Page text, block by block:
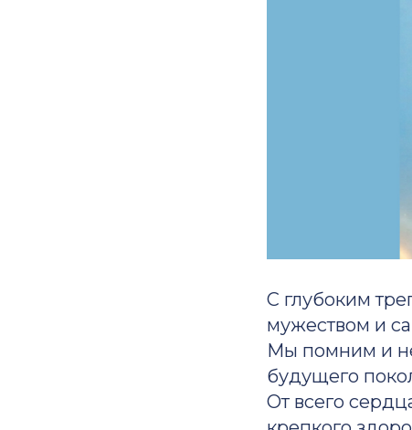
С глубоким
мужеством и
Мы помним и
будущего
От всего